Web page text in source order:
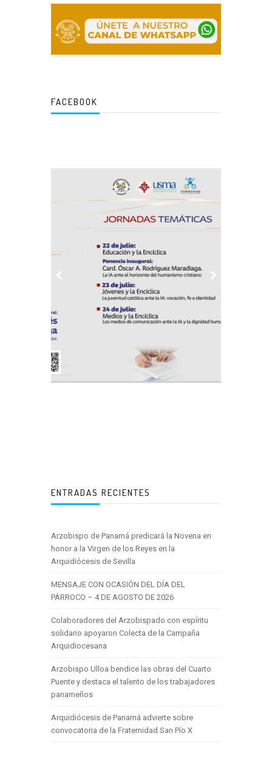
FACEBOOK
ENTRADAS RECIENTES
Arzobispo de Panamá predicará la Novena en
honor a la Virgen de los Reyes en la
Arquidiócesis de Sevilla
MENSAJE CON OCASIÓN DEL DÍA DEL
PÁRROCO – 4 DE AGOSTO DE 2026
Colaboradores del Arzobispado con espíritu
solidario apoyaron Colecta de la Campaña
Arquidiocesana
Arzobispo Ulloa bendice las obras del Cuarto
Puente y destaca el talento de los trabajadores
panameños
Arquidiócesis de Panamá advierte sobre
convocatoria de la Fraternidad San Pío X